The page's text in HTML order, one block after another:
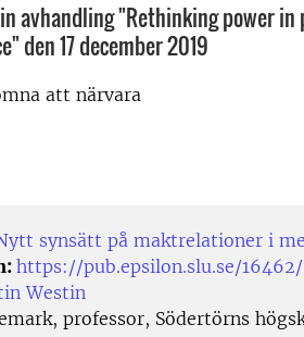
avhandling "Rethinking power
den 17 december 2019
att närvara
synsätt på maktrelationer i
https://pub.epsilon.slu.se/16462/
Westin
professor, Södertörns